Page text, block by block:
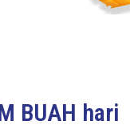
BUAH hari